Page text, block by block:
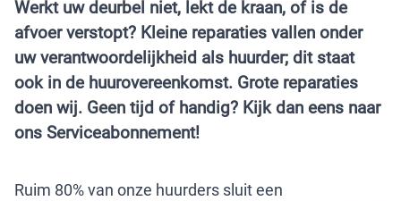
Werkt uw deurbel niet, lekt de kraan, of is de
afvoer verstopt? Kleine reparaties vallen onder
uw verantwoordelijkheid als huurder; dit staat
ook in de huurovereenkomst. Grote reparaties
doen wij. Geen tijd of handig? Kijk dan eens naar
ons Serviceabonnement!
Ruim 80% van onze huurders sluit een